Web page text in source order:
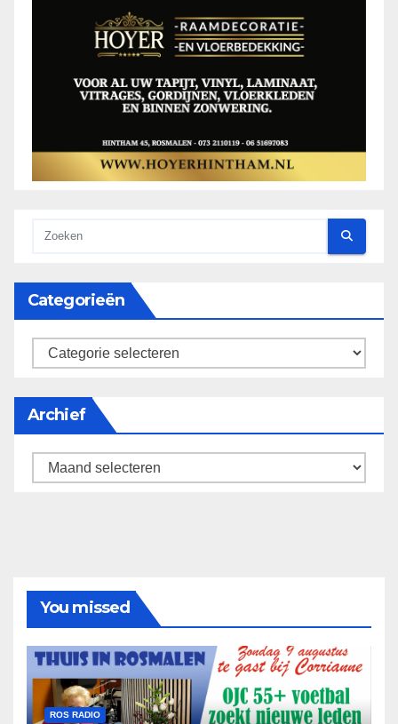
Categorieën
categorieën
Archief
Archief
You missed
ROS RADIO